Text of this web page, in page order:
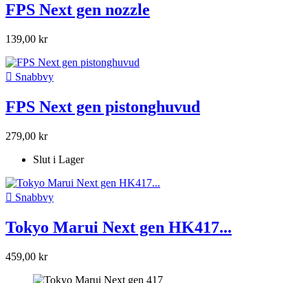
FPS Next gen nozzle
139,00 kr
 Snabbvy
FPS Next gen pistonghuvud
279,00 kr
Slut i Lager
 Snabbvy
Tokyo Marui Next gen HK417...
459,00 kr